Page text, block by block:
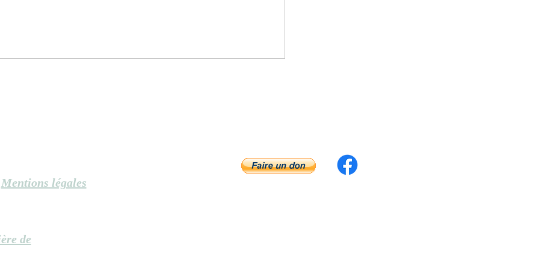
Mentions légales
de